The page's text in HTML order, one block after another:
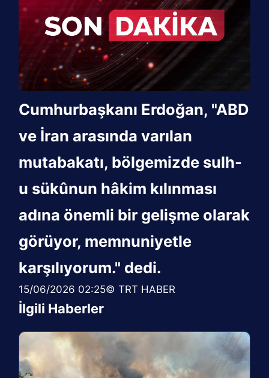
Cumhurbaşkanı Erdoğan, "ABD
ve İran arasında varılan
mutabakatı, bölgemizde sulh-
u sükûnun hâkim kılınması
adına önemli bir gelişme olarak
görüyor, memnuniyetle
karşılıyorum." dedi.
15/06/2026 02:25© TRT HABER
İlgili Haberler